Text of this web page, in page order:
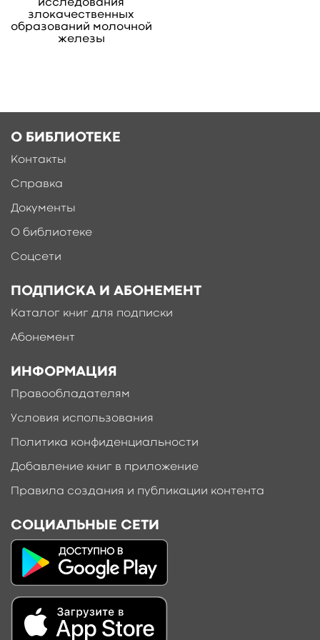
исследования
злокачественных
образований молочной
железы
О БИБЛИОТЕКЕ
Контакты
Справка
Документы
О библиотеке
Соцсети
ПОДПИСКА И АБОНЕМЕНТ
Каталог книг для подписки
Абонемент
ИНФОРМАЦИЯ
Правообладателям
Условия использования
Политика конфиденциальности
Добавление книг в приложение
Правила создания и публикации контента
СОЦИАЛЬНЫЕ СЕТИ